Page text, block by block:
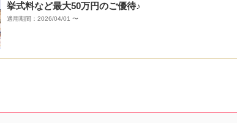
挙式料など最大50万円のご優待♪
適用期間：2026/04/01 〜